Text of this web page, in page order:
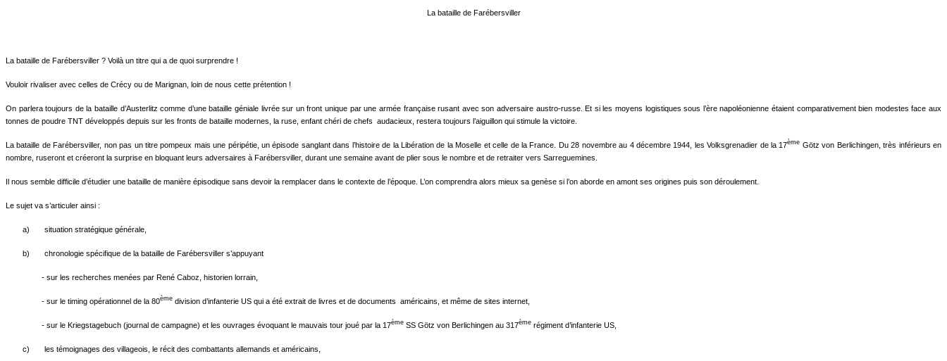
La bataille de Farébersviller
La bataille de Farébersviller ? Voilà un titre qui a de quoi surprendre !
Vouloir rivaliser avec celles de Crécy ou de Marignan, loin de nous cette prétention !
On parlera toujours de la bataille d’Austerlitz comme d’une bataille géniale livrée sur un front unique par une armée française rusant avec son adversaire austro-russe. Et si les moyens logistiques sous l’ère napoléonienne étaient comparativement bien modestes face aux
tonnes de poudre TNT développés depuis sur les fronts de bataille modernes, la ruse, enfant chéri de chefs audacieux, restera toujours l’aiguillon qui stimule la victoire.
La bataille de Farébersviller, non pas un titre pompeux mais une péripétie, un épisode sanglant dans l’histoire de la Libération de la Moselle et celle de la France. Du 28 novembre au 4 décembre 1944, les Volksgrenadier de la 17ème Götz von Berlichingen, très inférieurs en
nombre, ruseront et créeront la surprise en bloquant leurs adversaires à Farébersviller, durant une semaine avant de plier sous le nombre et de retraiter vers Sarreguemines.
Il nous semble difficile d’étudier une bataille de manière épisodique sans devoir la remplacer dans le contexte de l’époque. L’on comprendra alors mieux sa genèse si l’on aborde en amont ses origines puis son déroulement.
Le sujet va s’articuler ainsi :
a) situation stratégique générale,
b) chronologie spécifique de la bataille de Farébersviller s’appuyant
- sur les recherches menées par René Caboz, historien lorrain,
- sur le timing opérationnel de la 80ème division d’infanterie US qui a été extrait de livres et de documents américains, et même de sites internet,
- sur le Kriegstagebuch (journal de campagne) et les ouvrages évoquant le mauvais tour joué par la 17ème SS Götz von Berlichingen au 317ème régiment d’infanterie US,
c) les témoignages des villageois, le récit des combattants allemands et américains,